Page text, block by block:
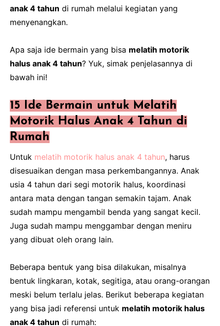
anak 4 tahun di rumah melalui kegiatan yang
menyenangkan.
Apa saja ide bermain yang bisa melatih motorik
halus anak 4 tahun? Yuk, simak penjelasannya di
bawah ini!
15 Ide Bermain untuk Melatih
Motorik Halus Anak 4 Tahun di
Rumah
Untuk melatih motorik halus anak 4 tahun, harus
disesuaikan dengan masa perkembangannya. Anak
usia 4 tahun dari segi motorik halus, koordinasi
antara mata dengan tangan semakin tajam. Anak
sudah mampu mengambil benda yang sangat kecil.
Juga sudah mampu menggambar dengan meniru
yang dibuat oleh orang lain.
Beberapa bentuk yang bisa dilakukan, misalnya
bentuk lingkaran, kotak, segitiga, atau orang-orangan
meski belum terlalu jelas. Berikut beberapa kegiatan
yang bisa jadi referensi untuk melatih motorik halus
anak 4 tahun di rumah: